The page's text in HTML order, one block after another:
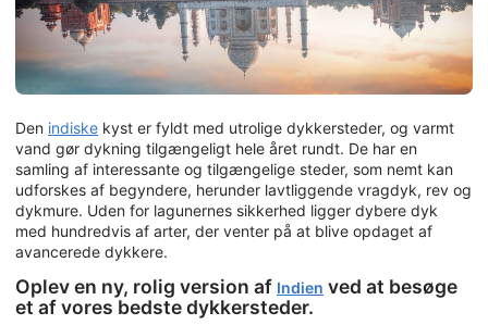
Den indiske kyst er fyldt med utrolige dykkersteder, og varmt
vand gør dykning tilgængeligt hele året rundt. De har en
samling af interessante og tilgængelige steder, som nemt kan
udforskes af begyndere, herunder lavtliggende vragdyk, rev og
dykmure. Uden for lagunernes sikkerhed ligger dybere dyk
med hundredvis af arter, der venter på at blive opdaget af
avancerede dykkere.
Oplev en ny, rolig version af Indien ved at besøge
et af vores bedste dykkersteder.